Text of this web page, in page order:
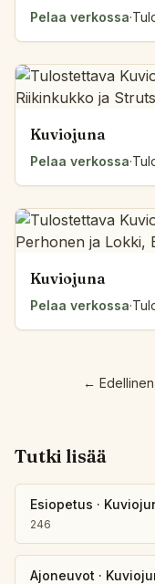
Pelaa verkossa·
Kuviojuna
Pelaa verkossa·
Kuviojuna
Pelaa verkossa·
← Edellinen
Tutki lisää
Esiopetus ·
246
Ajoneuvot ·